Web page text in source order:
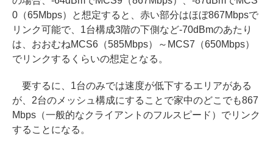
0（65Mbps）と想定すると、赤い部分はほぼ867Mbpsで
リンク可能で、1台構成3階の下側など-70dBmのあたり
は、おおむねMCS6（585Mbps）～MCS7（650Mbps）
でリンクするくらいの想定となる。
要するに、1台のみでは速度が低下するエリアがある
が、2台のメッシュ構成にすることで家中のどこでも867
Mbps（一般的なクライアントのフルスピード）でリンク
することになる。